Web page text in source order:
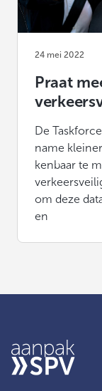
24 mei 2022
Praat
De
name
kenbaar te
om deze
en